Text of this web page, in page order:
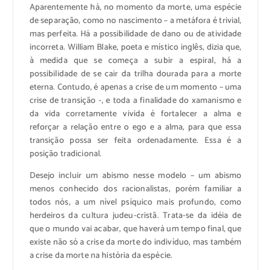
Aparentemente há, no momento da morte, uma espécie
de separação, como no nascimento – a metáfora é trivial,
mas perfeita. Há a possibilidade de dano ou de atividade
incorreta. William Blake, poeta e místico inglês, dizia que,
à medida que se começa a subir a espiral, há a
possibilidade de se cair da trilha dourada para a morte
eterna. Contudo, é apenas a crise de um momento – uma
crise de transição -, e toda a finalidade do xamanismo e
da vida corretamente vivida é fortalecer a alma e
reforçar a relação entre o ego e a alma, para que essa
transição possa ser feita ordenadamente. Essa é a
posição tradicional.
Desejo incluir um abismo nesse modelo – um abismo
menos conhecido dos racionalistas, porém familiar a
todos nós, a um nível psíquico mais profundo, como
herdeiros da cultura judeu-cristã. Trata-se da idéia de
que o mundo vai acabar, que haverá um tempo final, que
existe não só a crise da morte do indivíduo, mas também
a crise da morte na história da espécie.